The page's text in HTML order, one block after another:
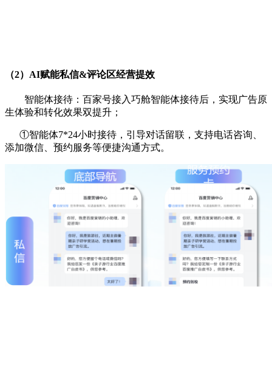
（2）AI赋能私信&评论区经营提效
智能体接待：百家号接入巧舱智能体接待后，实现广告原
生体验和转化效果双提升；
①智能体7*24小时接待，引导对话留联，支持电话咨询、
添加微信、预约服务等便捷沟通方式。